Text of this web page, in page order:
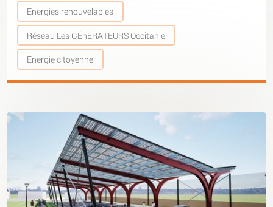
Energies renouvelables
Réseau Les GÉnÉRATEURS Occitanie
Energie citoyenne